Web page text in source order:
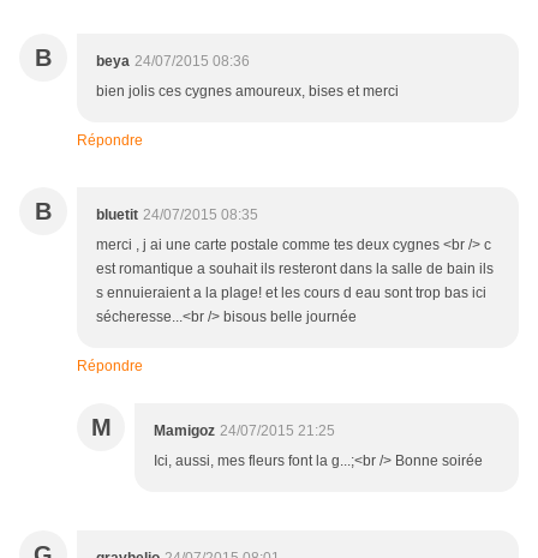
B beya 24/07/2015 08:36
bien jolis ces cygnes amoureux, bises et merci
Répondre
B bluetit 24/07/2015 08:35
merci , j ai une carte postale comme tes deux cygnes <br /> c
est romantique a souhait ils resteront dans la salle de bain ils
s ennuieraient a la plage! et les cours d eau sont trop bas ici
sécheresse...<br /> bisous belle journée
Répondre
M Mamigoz 24/07/2015 21:25
Ici, aussi, mes fleurs font la g...;<br /> Bonne soirée